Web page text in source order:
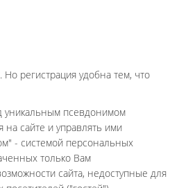
. Но регистрация удобна тем, что
уникальным псевдонимом
сайте и управлять ими
- системой персональных
только Вам
сайта, недоступные для